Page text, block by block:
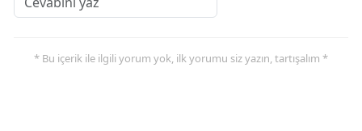
* Bu içerik ile ilgili yorum yok, ilk yorumu siz yazın, tartışalım *